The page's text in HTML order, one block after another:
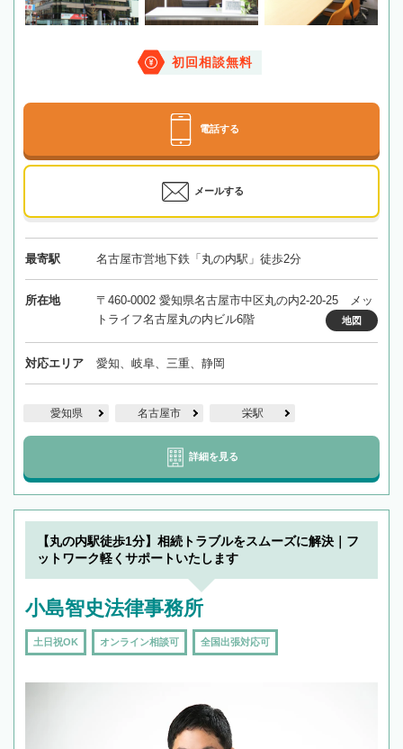
初回相談無料
電話する
メールする
最寄駅 名古屋市営地下鉄「丸の内駅」徒歩2分
所在地
〒460-0002 愛知県名古屋市中区丸の内2-20-25 メッ
トライフ名古屋丸の内ビル6階
地図
対応エリア 愛知、岐阜、三重、静岡
愛知県 名古屋市 栄駅
詳細を見る
【丸の内駅徒歩1分】相続トラブルをスムーズに解決｜フ
ットワーク軽くサポートいたします
小島智史法律事務所
土日祝OK オンライン相談可 全国出張対応可